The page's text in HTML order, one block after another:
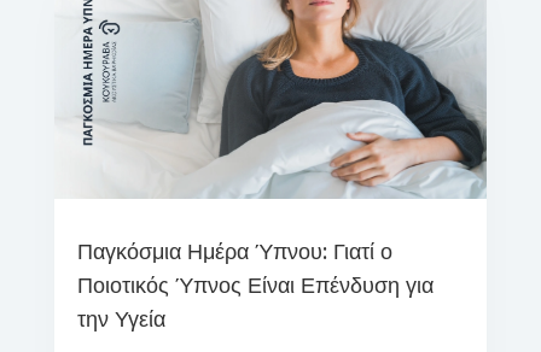
Παγκόσμια Ημέρα Ύπνου: Γιατί ο
Ποιοτικός Ύπνος Είναι Επένδυση για
την Υγεία